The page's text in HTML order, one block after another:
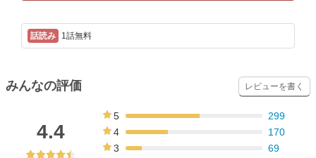
1話無料
みんなの評価 レビューを書く
4.4
5
299
4
170
3
69